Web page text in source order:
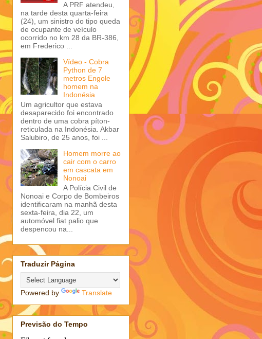
A PRF atendeu,
na tarde desta quarta-feira
(24), um sinistro do tipo queda
de ocupante de veículo
ocorrido no km 28 da BR-386,
em Frederico ...
Vídeo - Cobra
Python de 7
metros Engole
homem na
Indonésia
Um agricultor que estava
desaparecido foi encontrado
dentro de uma cobra píton-
reticulada na Indonésia. Akbar
Salubiro, de 25 anos, foi ...
Homem morre ao
cair com o carro
em cascata em
Nonoai
A Polícia Civil de
Nonoai e Corpo de Bombeiros
identificaram na manhã desta
sexta-feira, dia 22, um
automóvel fiat palio que
despencou na...
Traduzir Página
Powered by Translate
Previsão do Tempo